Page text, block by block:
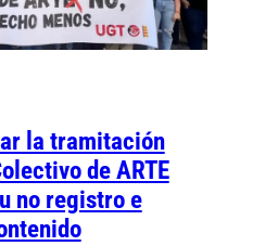
la tramitación
de ARTE
no registro e